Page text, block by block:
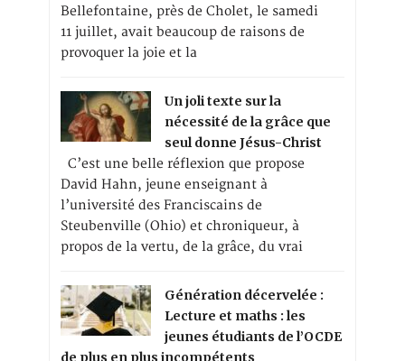
Bellefontaine, près de Cholet, le samedi
11 juillet, avait beaucoup de raisons de
provoquer la joie et la
Un joli texte sur la
nécessité de la grâce que
seul donne Jésus-Christ
C’est une belle réflexion que propose
David Hahn, jeune enseignant à
l’université des Franciscains de
Steubenville (Ohio) et chroniqueur, à
propos de la vertu, de la grâce, du vrai
Génération décervelée :
Lecture et maths : les
jeunes étudiants de l’OCDE
de plus en plus incompétents